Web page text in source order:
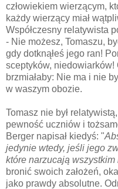
człowiekiem wierzącym,
każdy wierzący miał
Współczesny relatywista
- Nie możesz, Tomaszu,
gdy dotknąłeś jego ran!
sceptyków, niedowiarków!
brzmiałaby: Nie ma i nie
w waszym obozie.
Tomasz nie był
pewność uczniów i
Berger napisał kiedyś: "
jedynie wtedy, jeśli jego
które narzucają wszystkim
bronić swoich założeń,
jako prawdy absolutne.